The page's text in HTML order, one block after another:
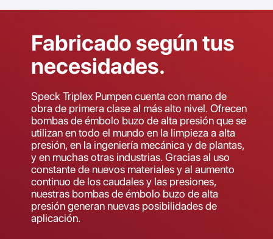
Fabricado según tus
necesidades.
Speck Triplex Pumpen cuenta con mano de
obra de primera clase al más alto nivel. Ofrecen
bombas de émbolo buzo de alta presión que se
utilizan en todo el mundo en la limpieza a alta
presión, en la ingeniería mecánica y de plantas,
y en muchas otras industrias. Gracias al uso
constante de nuevos materiales y al aumento
continuo de los caudales y las presiones,
nuestras bombas de émbolo buzo de alta
presión generan nuevas posibilidades de
aplicación.